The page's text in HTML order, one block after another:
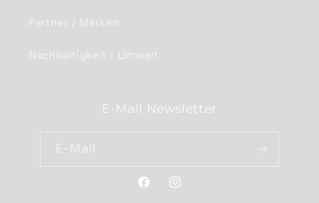
Partner / Marken
Nachhaltigkeit / Umwelt
E-Mail Newsletter
E-Mail
FacebookInstagram